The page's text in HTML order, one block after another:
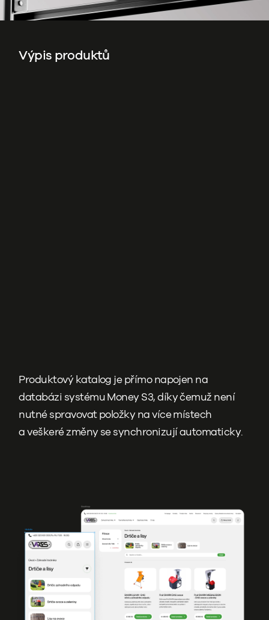
Výpis produktů
Produktový katalog je přímo napojen na
databázi systému Money S3, díky čemuž není
nutné spravovat položky na více místech
a veškeré změny se synchronizují automaticky.